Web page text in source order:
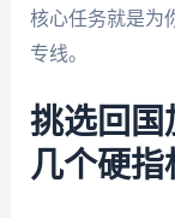
核心任务就是为
专线。
挑选回国
几个硬指